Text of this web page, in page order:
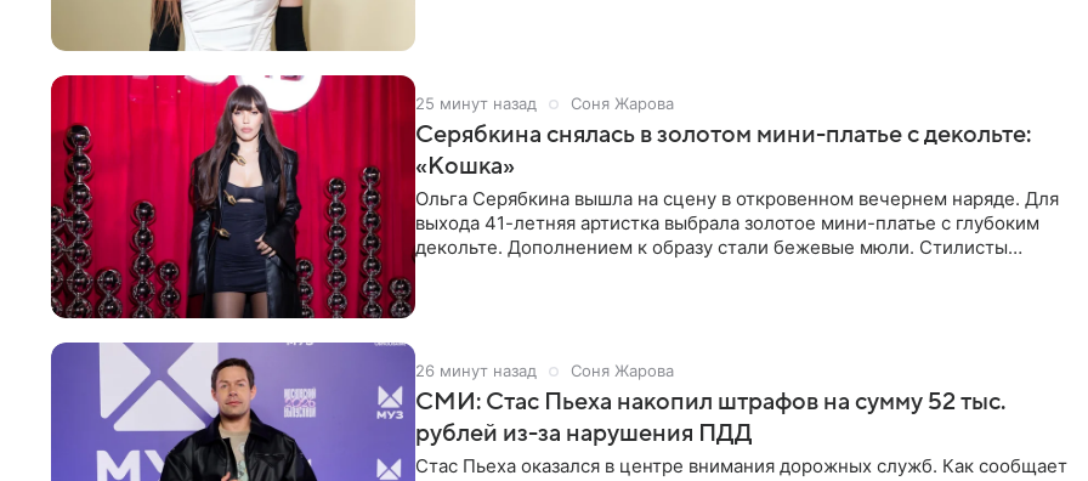
25 минут назад Соня Жарова
Серябкина снялась в золотом мини-платье с декольте:
«Кошка»
Ольга Серябкина вышла на сцену в откровенном вечернем наряде. Для
выхода 41-летняя артистка выбрала золотое мини-платье с глубоким
декольте. Дополнением к образу стали бежевые мюли. Стилисты
26 минут назад Соня Жарова
СМИ: Стас Пьеха накопил штрафов на сумму 52 тыс.
рублей из-за нарушения ПДД
Стас Пьеха оказался в центре внимания дорожных служб. Как сообщает